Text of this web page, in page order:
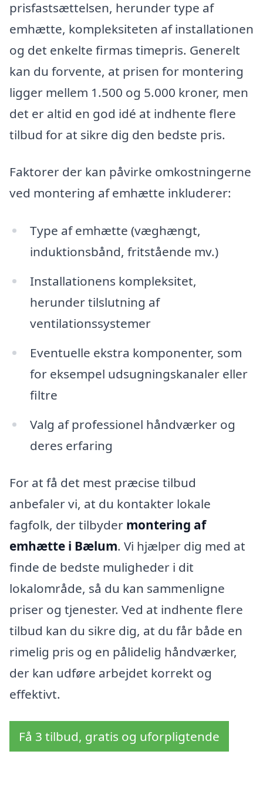
prisfastsættelsen, herunder type af
emhætte, kompleksiteten af installationen
og det enkelte firmas timepris. Generelt
kan du forvente, at prisen for montering
ligger mellem 1.500 og 5.000 kroner, men
det er altid en god idé at indhente flere
tilbud for at sikre dig den bedste pris.
Faktorer der kan påvirke omkostningerne
ved montering af emhætte inkluderer:
Type af emhætte (væghængt,
induktionsbånd, fritstående mv.)
Installationens kompleksitet,
herunder tilslutning af
ventilationssystemer
Eventuelle ekstra komponenter, som
for eksempel udsugningskanaler eller
filtre
Valg af professionel håndværker og
deres erfaring
For at få det mest præcise tilbud
anbefaler vi, at du kontakter lokale
fagfolk, der tilbyder montering af
emhætte i Bælum. Vi hjælper dig med at
finde de bedste muligheder i dit
lokalområde, så du kan sammenligne
priser og tjenester. Ved at indhente flere
tilbud kan du sikre dig, at du får både en
rimelig pris og en pålidelig håndværker,
der kan udføre arbejdet korrekt og
effektivt.
Få 3 tilbud, gratis og uforpligtende